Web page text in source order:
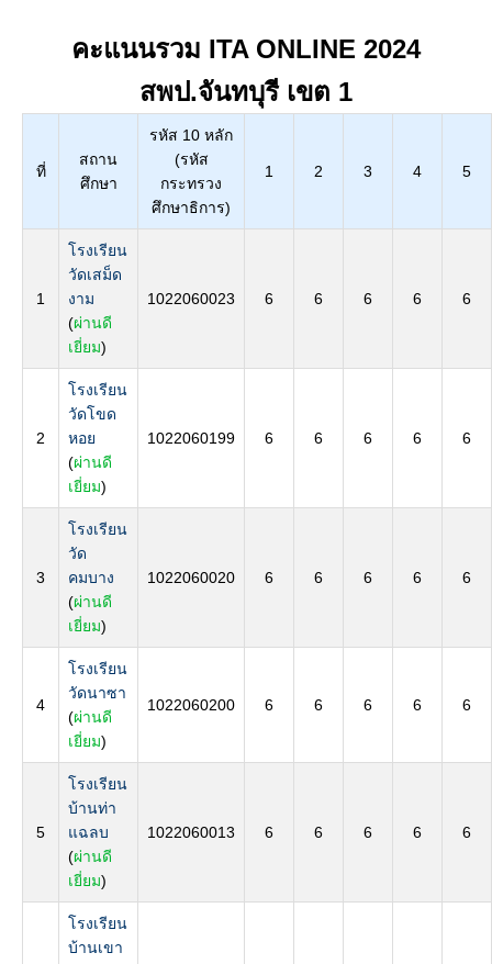
คะแนนรวม ITA ONLINE 2024
สพป.จันทบุรี เขต 1
ที่
สถาน
ศึกษา
รหัส 10 หลัก
(รหัส
กระทรวง
ศึกษาธิการ)
1 2 3 4 5
1
โรงเรียน
วัดเสม็ด
งาม
(ผ่านดี
เยี่ยม)
1022060023 6 6 6 6 6
2
โรงเรียน
วัดโขด
หอย
(ผ่านดี
เยี่ยม)
1022060199 6 6 6 6 6
3
โรงเรียน
วัด
คมบาง
(ผ่านดี
เยี่ยม)
1022060020 6 6 6 6 6
4
โรงเรียน
วัดนาซา
(ผ่านดี
เยี่ยม)
1022060200 6 6 6 6 6
5
โรงเรียน
บ้านท่า
แฉลบ
(ผ่านดี
เยี่ยม)
1022060013 6 6 6 6 6
โรงเรียน
บ้านเขา